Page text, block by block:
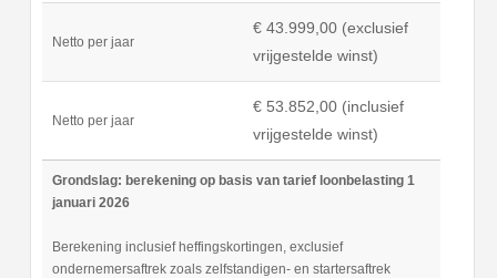
Netto per jaar
€ 43.999,00 (exclusief
vrijgestelde winst)
Netto per jaar
€ 53.852,00 (inclusief
vrijgestelde winst)
Grondslag: berekening op basis van tarief loonbelasting 1
januari 2026
Berekening inclusief heffingskortingen, exclusief
ondernemersaftrek zoals zelfstandigen- en startersaftrek